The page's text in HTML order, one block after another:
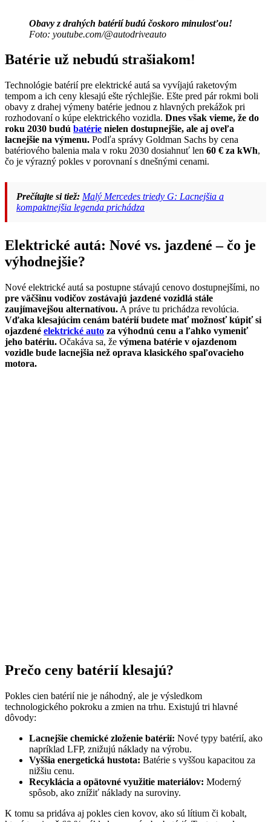
Obavy z drahých batérií budú čoskoro minulosťou!
Foto: youtube.com/@autodriveauto
Batérie už nebudú strašiakom!
Technológie batérií pre elektrické autá sa vyvíjajú raketovým
tempom a ich ceny klesajú ešte rýchlejšie. Ešte pred pár rokmi boli
obavy z drahej výmeny batérie jednou z hlavných prekážok pri
rozhodovaní o kúpe elektrického vozidla. Dnes však vieme, že do
roku 2030 budú batérie nielen dostupnejšie, ale aj oveľa
lacnejšie na výmenu. Podľa správy Goldman Sachs by cena
batériového balenia mala v roku 2030 dosiahnuť len 60 € za kWh,
čo je výrazný pokles v porovnaní s dnešnými cenami.
Prečítajte si tiež: Malý Mercedes triedy G: Lacnejšia a
kompaktnejšia legenda prichádza
Elektrické autá: Nové vs. jazdené – čo je
výhodnejšie?
Nové elektrické autá sa postupne stávajú cenovo dostupnejšími, no
pre väčšinu vodičov zostávajú jazdené vozidlá stále
zaujímavejšou alternatívou. A práve tu prichádza revolúcia.
Vďaka klesajúcim cenám batérií budete mať možnosť kúpiť si
ojazdené elektrické auto za výhodnú cenu a ľahko vymeniť
jeho batériu. Očakáva sa, že výmena batérie v ojazdenom
vozidle bude lacnejšia než oprava klasického spaľovacieho
motora.
Prečo ceny batérií klesajú?
Pokles cien batérií nie je náhodný, ale je výsledkom
technologického pokroku a zmien na trhu. Existujú tri hlavné
dôvody:
Lacnejšie chemické zloženie batérií: Nové typy batérií, ako
napríklad LFP, znižujú náklady na výrobu.
Vyššia energetická hustota: Batérie s vyššou kapacitou za
nižšiu cenu.
Recyklácia a opätovné využitie materiálov: Moderný
spôsob, ako znížiť náklady na suroviny.
K tomu sa pridáva aj pokles cien kovov, ako sú lítium či kobalt,